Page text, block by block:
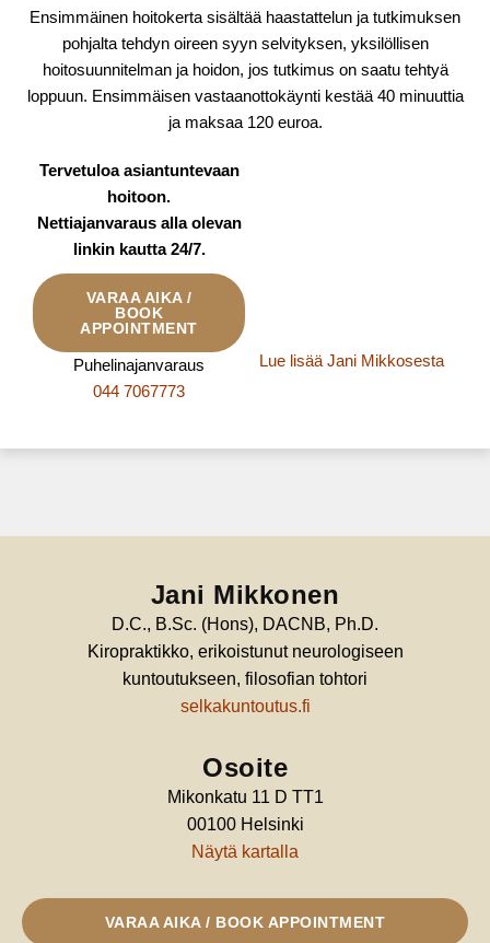
Ensimmäinen hoitokerta sisältää haastattelun ja tutkimuksen
pohjalta tehdyn oireen syyn selvityksen, yksilöllisen
hoitosuunnitelman ja hoidon, jos tutkimus on saatu tehtyä
loppuun. Ensimmäisen vastaanottokäynti kestää 40 minuuttia
ja maksaa 120 euroa.
Tervetuloa asiantuntevaan
hoitoon.
Nettiajanvaraus alla olevan
linkin kautta 24/7.
VARAA AIKA /
BOOK
APPOINTMENT
Puhelinajanvaraus
044 7067773
Lue lisää Jani Mikkosesta
Jani Mikkonen
D.C., B.Sc. (Hons), DACNB, Ph.D.
Kiropraktikko, erikoistunut neurologiseen
kuntoutukseen, filosofian tohtori
selkakuntoutus.fi
Osoite
Mikonkatu 11 D TT1
00100 Helsinki
Näytä kartalla
VARAA AIKA / BOOK APPOINTMENT